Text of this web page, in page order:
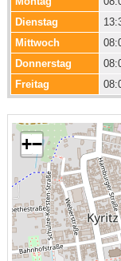
Dienstag
Mittwoch
Donnerstag
Freitag
+−